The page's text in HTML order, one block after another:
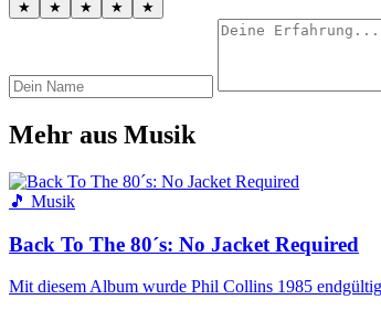
★ ★ ★ ★ ★
Mehr aus Musik
🎵 Musik
Back To The 80´s: No Jacket Required
Mit diesem Album wurde Phil Collins 1985